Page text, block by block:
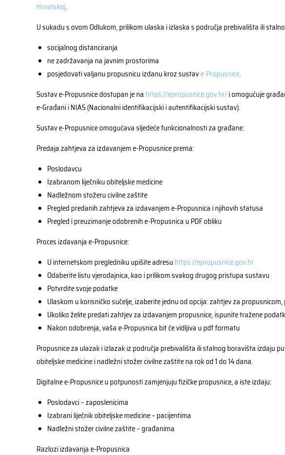
Hrvatskoj.
U sukadu s ovom Odlukom, prilikom ulaska i izlaska s područja prebivališta ili
socijalnog distanciranja
ne zadržavanja na javnim prostorima
posjedovati valjanu propusnicu izdanu kroz sustave-Propusnice.
Sustav e-Propusnice dostupan je na https://epropusnice.gov.hr/i omogućuje
e-Građani i NIAS (Nacionalni identifikacijski i autentifikacijski sustav).
Sustav e-Propusnice omogućava sljedeće funkcionalnosti za građane:
Predaja zahtjeva za izdavanjem e-Propusnice prema:
Poslodavcu
Izabranom liječniku obiteljske medicine
Nadležnom stožeru civilne zaštite
Pregled predanih zahtjeva za izdavanjem e-Propusnica i njihovih statusa
Pregled i preuzimanje odobrenih e-Propusnica u PDF obliku
Proces izdavanja e-Propusnice:
U internetskom pregledniku upišite adresu https://epropusnice.gov.hr
Odaberite listu vjerodajnica, kao i prilikom svakog drugog pristupa sustavu
Potvrdite svoje podatke
Ulaskom u korisničko sučelje, izaberite jednu od opcija: zahtjev za
Ukoliko želite predati zahtjev za izdavanjem propusnice, ispunite tražene
Nakon odobrenja, vaša e-Propusnica bit će vidljiva u pdf formatu
Propusnice za ulazak i izlazak iz područja prebivališta ili stalnog boravišta izdaju
obiteljske medicine i nadležni stožer civilne zaštite na rok od 1 do 14 dana.
Digitalne e-Propusnice u potpunosti zamjenjuju fizičke propusnice, a iste izdaju:
Poslodavci – zaposlenicima
Izabrani liječnik obiteljske medicine – pacijentima
Nadležni stožer civilne zaštite – građanima
Razlozi izdavanja e-Propusnica